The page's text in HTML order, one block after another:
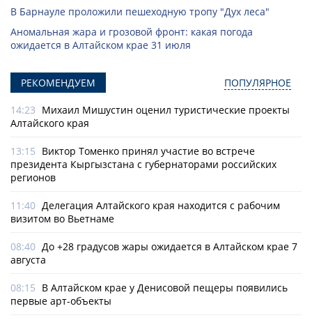
В Барнауле проложили пешеходную тропу "Дух леса"
Аномальная жара и грозовой фронт: какая погода
ожидается в Алтайском крае 31 июля
РЕКОМЕНДУЕМ ПОПУЛЯРНОЕ
14:23 Михаил Мишустин оценил туристические проекты
Алтайского края
13:15 Виктор Томенко принял участие во встрече
президента Кыргызстана с губернаторами российских
регионов
11:40 Делегация Алтайского края находится с рабочим
визитом во Вьетнаме
08:40 До +28 градусов жары ожидается в Алтайском крае 7
августа
08:15 В Алтайском крае у Денисовой пещеры появились
первые арт-объекты